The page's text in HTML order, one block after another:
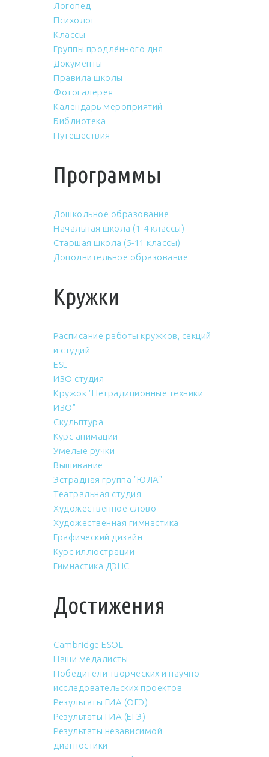
Логопед
Психолог
Классы
Группы продлённого дня
Документы
Правила школы
Фотогалерея
Календарь мероприятий
Библиотека
Путешествия
Программы
Дошкольное образование
Начальная школа (1-4 классы)
Старшая школа (5-11 классы)
Дополнительное образование
Кружки
Расписание работы кружков, секций
и студий
ESL
ИЗО студия
Кружок "Нетрадиционные техники
ИЗО"
Скульптура
Курс анимации
Умелые ручки
Вышивание
Эстрадная группа "ЮЛА"
Театральная студия
Художественное слово
Художественная гимнастика
Графический дизайн
Курс иллюстрации
Гимнастика ДЭНС
Достижения
Cambridge ESOL
Наши медалисты
Победители творческих и научно-
исследовательских проектов
Результаты ГИА (ОГЭ)
Результаты ГИА (ЕГЭ)
Результаты независимой
диагностики